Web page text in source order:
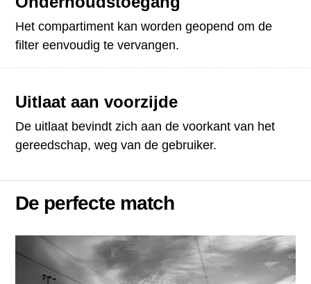
Het compartiment kan worden geopend om de
filter eenvoudig te vervangen.
Uitlaat aan voorzijde
De uitlaat bevindt zich aan de voorkant van het
gereedschap, weg van de gebruiker.
De perfecte match